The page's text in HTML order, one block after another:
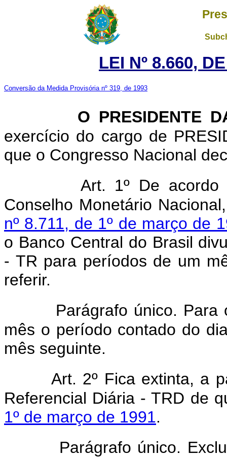
LEI Nº 8.660,
Conversão da Medida Provisória nº 319, de 1993
O PRESIDENTE
exercício do cargo de
que o Congresso Nacional
Art. 1º De acordo
Conselho Monetário
nº 8.711, de 1º de março de
o Banco Central do Brasil
- TR para períodos de um
referir.
Parágrafo único. Para
mês o período contado do
mês seguinte.
Art. 2º Fica extinta, a
Referencial Diária - TRD de
1º de março de 1991.
Parágrafo único.